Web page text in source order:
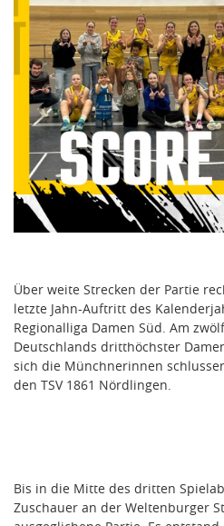
Über weite Strecken der Partie
letzte Jahn-Auftritt des
Regionalliga Damen Süd. Am
Deutschlands dritthöchster
sich die Münchnerinnen
den TSV 1861 Nördlingen.
Bis in die Mitte des dritten
Zuschauer an der Weltenburger